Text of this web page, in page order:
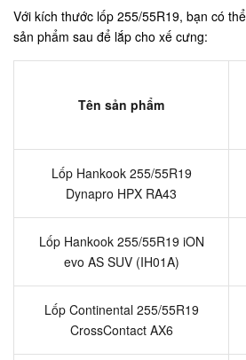
Với kích thước lốp 255/55R19, bạn có
sản phẩm sau để lắp cho xế cưng:
Tên sản phẩm
Lốp Hankook 255/55R19
Dynapro HPX RA43
Lốp Hankook 255/55R19 iON
evo AS SUV (IH01A)
Lốp Continental 255/55R19
CrossContact AX6